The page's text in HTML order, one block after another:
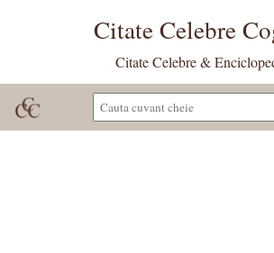
Citate Celebre
Citate Celebre &